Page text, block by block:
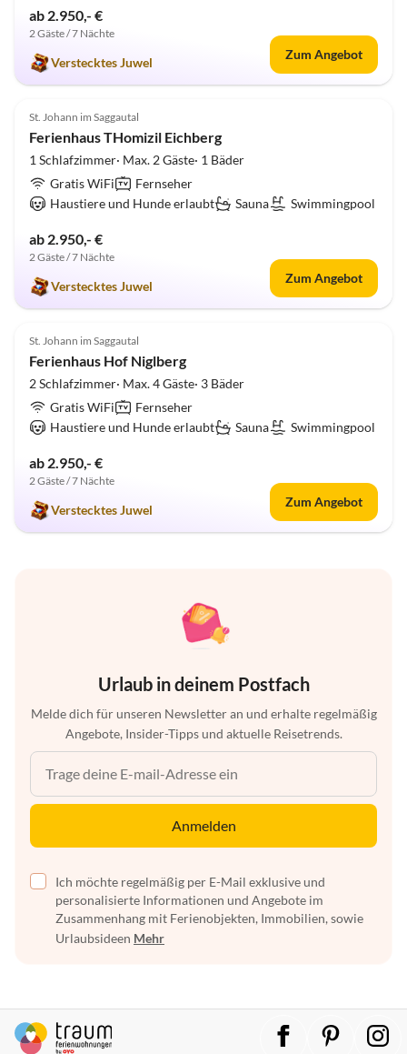
ab 2.950,- €
2 Gäste / 7 Nächte
Verstecktes Juwel
Zum Angebot
5.0 (24)
St. Johann im Saggautal
Ferienhaus THomizil Eichberg
1 Schlafzimmer· Max. 2 Gäste· 1 Bäder
Gratis WiFi
Fernseher
Haustiere und Hunde erlaubt
Sauna Swimmingpool
ab 2.950,- €
2 Gäste / 7 Nächte
Verstecktes Juwel
Zum Angebot
5.0 (9)
St. Johann im Saggautal
Ferienhaus Hof Niglberg
2 Schlafzimmer· Max. 4 Gäste· 3 Bäder
Gratis WiFi
Fernseher
Haustiere und Hunde erlaubt
Sauna Swimmingpool
ab 2.950,- €
2 Gäste / 7 Nächte
Verstecktes Juwel
Zum Angebot
Urlaub in deinem Postfach
Melde dich für unseren Newsletter an und erhalte regelmäßig
Angebote, Insider-Tipps und aktuelle Reisetrends.
Anmelden
Ich möchte regelmäßig per E-Mail exklusive und
personalisierte Informationen und Angebote im
Zusammenhang mit Ferienobjekten, Immobilien, sowie
Urlaubsideen Mehr